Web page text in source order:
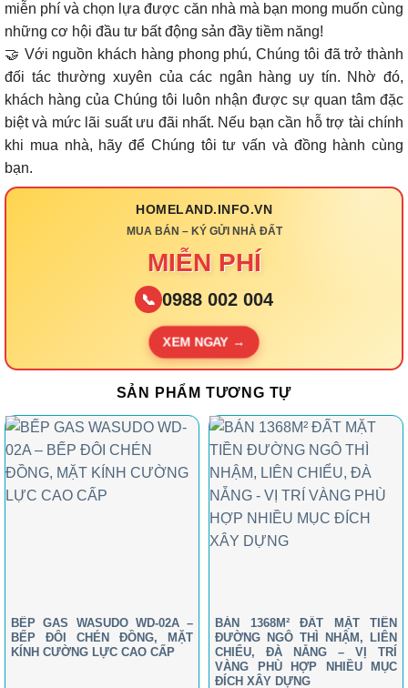
miễn phí và chọn lựa được căn nhà mà bạn mong muốn cùng
những cơ hội đầu tư bất động sản đầy tiềm năng!
🤝 Với nguồn khách hàng phong phú, Chúng tôi đã trở thành
đối tác thường xuyên của các ngân hàng uy tín. Nhờ đó,
khách hàng của Chúng tôi luôn nhận được sự quan tâm đặc
biệt và mức lãi suất ưu đãi nhất. Nếu bạn cần hỗ trợ tài chính
khi mua nhà, hãy để Chúng tôi tư vấn và đồng hành cùng
bạn.
HOMELAND.INFO.VN
MUA BÁN – KÝ GỬI NHÀ ĐẤT
MIỄN PHÍ
📞 0988 002 004
XEM NGAY →
SẢN PHẨM TƯƠNG TỰ
BẾP GAS WASUDO WD-02A –
BẾP ĐÔI CHÉN ĐỒNG, MẶT
KÍNH CƯỜNG LỰC CAO CẤP
BÁN 1368M² ĐẤT MẶT TIỀN
ĐƯỜNG NGÔ THÌ NHẬM, LIÊN
CHIỂU, ĐÀ NẴNG – VỊ TRÍ
VÀNG PHÙ HỢP NHIỀU MỤC
ĐÍCH XÂY DỰNG